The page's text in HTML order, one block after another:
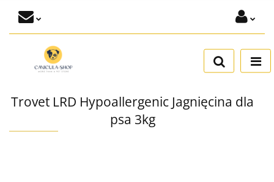
Zaloguj się
Dodaj zgłoszenie
Trovet LRD Hypoallergenic Jagnięcina dla
psa 3kg